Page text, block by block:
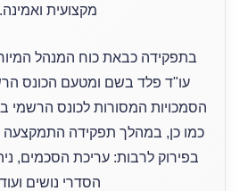
מקצועית ואמינה.
בתפקידה כבאת כוח המנהל
עו"ד פלד בשם ומטעם הכונס
הסמכויות המסורות לכונס הרשמי
כמו כן, במהלך תפקידה
בפירוק לרבות: עריכת הסכמים,
הסדרי נושים